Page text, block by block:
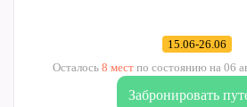
15.06-26.06
Осталось8 мест по состоянию на 06
Забронировать